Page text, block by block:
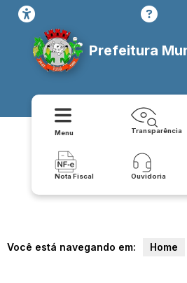
Prefeitura
Menu Transparência
Nota Fiscal Ouvidoria
Você está navegando em: Home